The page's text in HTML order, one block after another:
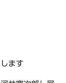
ます